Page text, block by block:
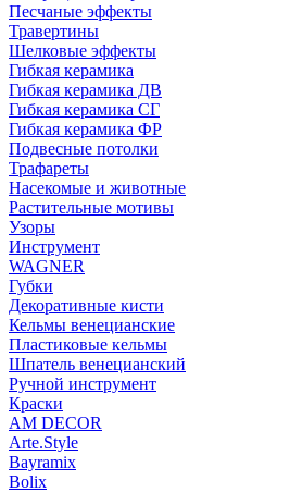
Песчаные эффекты
Травертины
Шелковые эффекты
Гибкая керамика
Гибкая керамика ДВ
Гибкая керамика СГ
Гибкая керамика ФР
Подвесные потолки
Трафареты
Насекомые и животные
Растительные мотивы
Узоры
Инструмент
WAGNER
Губки
Декоративные кисти
Кельмы венецианские
Пластиковые кельмы
Шпатель венецианский
Ручной инструмент
Краски
AM DECOR
Arte.Style
Bayramix
Bolix